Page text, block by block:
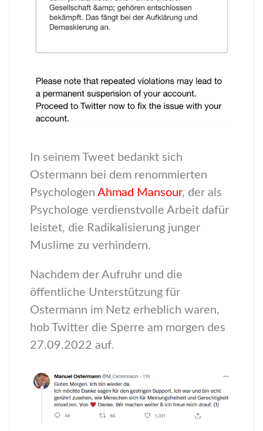
In seinem Tweet bedankt sich
Ostermann bei dem renommierten
Psychologen Ahmad Mansour, der als
Psychologe verdienstvolle Arbeit dafür
leistet, die Radikalisierung junger
Muslime zu verhindern.
Nachdem der Aufruhr und die
öffentliche Unterstützung für
Ostermann im Netz erheblich waren,
hob Twitter die Sperre am morgen des
27.09.2022 auf.